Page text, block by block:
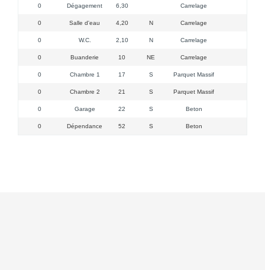
0 Dégagement 6,30 Carrelage
0 Salle d'eau 4,20 N Carrelage
0 W.C. 2,10 N Carrelage
0 Buanderie 10 NE Carrelage
0 Chambre 1 17 S Parquet Massif
0 Chambre 2 21 S Parquet Massif
0 Garage 22 S Beton
0 Dépendance 52 S Beton